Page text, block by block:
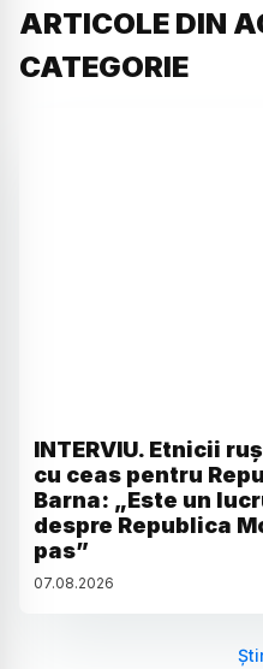
ARTICOLE DIN
CATEGORIE
INTERVIU. Etnicii
cu ceas pentru
Barna: „Este un
despre Republica
pas”
07.08.2026